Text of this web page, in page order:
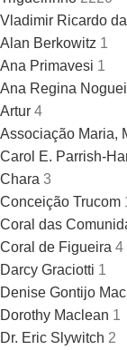
Vladimir Ricardo
Alan Berkowitz 1
Ana Primavesi 1
Ana Regina
Artur 4
Associação Maria,
Carol E. Parrish-
Chara 3
Conceição Trucom
Coral das
Coral de Figueira 4
Darcy Graciotti 1
Denise Gontijo
Dorothy Maclean 1
Dr. Eric Slywitch 2